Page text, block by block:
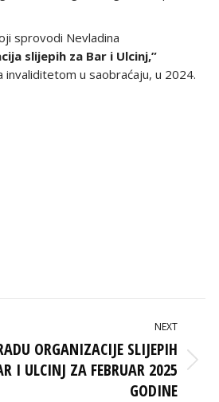
sprovodi Nevladina
slijepih za Bar i Ulcinj,”
invaliditetom u saobraćaju, u 2024.
NEXT
ORGANIZACIJE SLIJEPIH
I ULCINJ ZA FEBRUAR 2025
GODINE